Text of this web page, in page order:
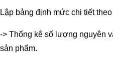
Lập bảng định mức chi tiết
-> Thống kê số lượng nguyên
sản phẩm.